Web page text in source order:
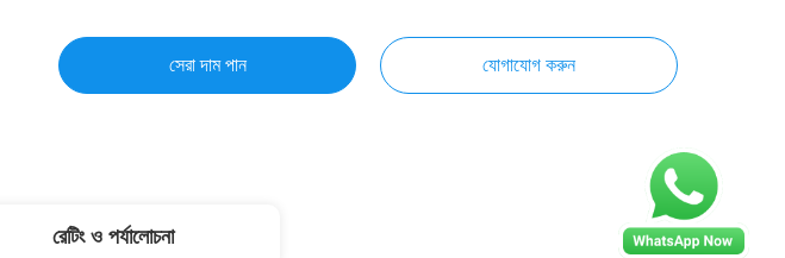
সেরা দাম পান যোগাযোগ করুন
রেটিং ও পর্যালোচনা